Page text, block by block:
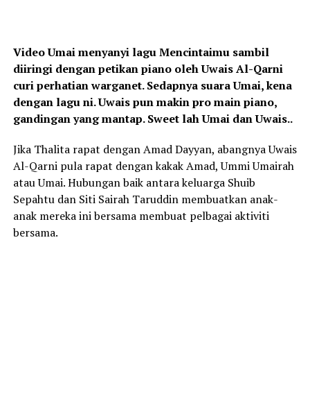
Video Umai menyanyi lagu Mencintaimu sambil
diiringi dengan petikan piano oleh Uwais Al-Qarni
curi perhatian warganet. Sedapnya suara Umai, kena
dengan lagu ni. Uwais pun makin pro main piano,
gandingan yang mantap. Sweet lah Umai dan Uwais..
Jika Thalita rapat dengan Amad Dayyan, abangnya Uwais
Al-Qarni pula rapat dengan kakak Amad, Ummi Umairah
atau Umai. Hubungan baik antara keluarga Shuib
Sepahtu dan Siti Sairah Taruddin membuatkan anak-
anak mereka ini bersama membuat pelbagai aktiviti
bersama.